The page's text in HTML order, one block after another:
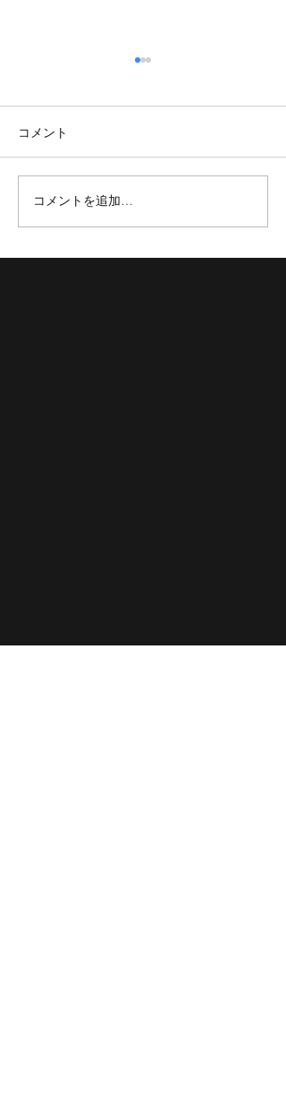
【TOKYOBB】新加入選手紹
介✨
コメント
コメントを追加…